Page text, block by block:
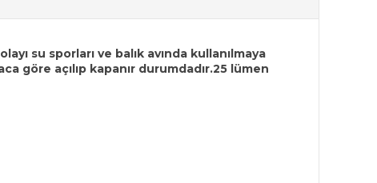
su sporları ve balık avında kullanılmaya
göre açılıp kapanır durumdadır.25 lümen